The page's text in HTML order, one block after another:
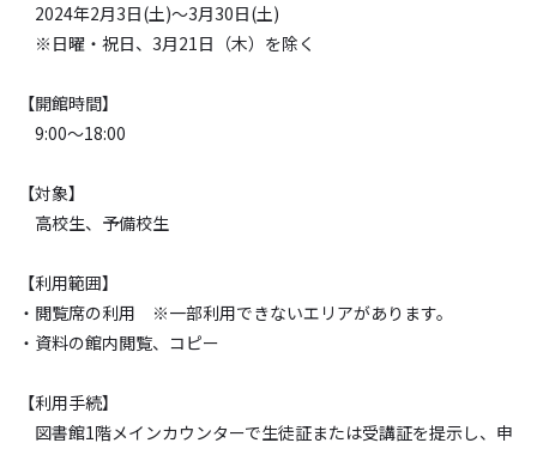
2024年2月3日(土)～3月30日(土)
※日曜・祝日、3月21日（木）を除く
【開館時間】
9:00～18:00
【対象】
高校生、予備校生
【利用範囲】
・閲覧席の利用 ※一部利用できないエリアがあります。
・資料の館内閲覧、コピー
【利用手続】
図書館1階メインカウンターで生徒証または受講証を提示し、申